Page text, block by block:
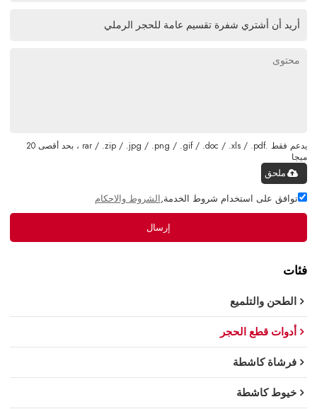
يدعم فقط .rar / .zip / .jpg / .png / .gif / .doc / .xls / .pdf ، بحد أقصى 20
ميجا
ملحق
توافق على استخدام شروط الخدمة,الشروط والاحكام
إرسال
فئات
الطحن والتلميع
أدوات قطع الحجر
فرشاة كاشطة
خيوط كاشطة